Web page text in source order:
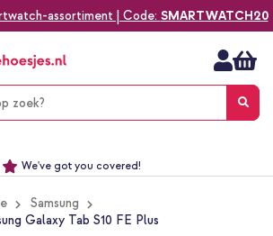
assortiment | Code: SMARTWATCH20
telefoon, tablet, smartwatch of laptop
We've got you covered!
Samsung
Galaxy Tab S10 FE Plus